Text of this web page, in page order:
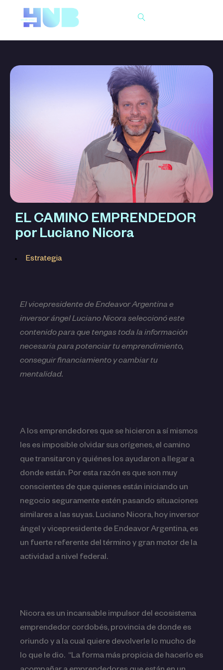
EL CAMINO EMPRENDEDOR
por Luciano Nicora
Estrategia
El vicepresidente de Endeavor Argentina e
inversor ángel Luciano Nicora seleccionó este
contenido para que tengas toda la información
necesaria para potenciar tu emprendimiento,
conseguir financiamiento y cambiar tu
mentalidad.
A los emprendedores que se hicieron a sí mismos
les es imposible olvidar sus orígenes, el camino
que transitaron y quiénes los ayudaron a llegar a
donde están. Por esta razón es que son muy
conscientes de que quienes están iniciando un
negocio seguramente estén pasando situaciones
similares a las suyas. Luciano Nicora, hoy inversor
ángel y vicepresidente de Endeavor Argentina, es
un fuerte referente del término y gran motor de la
actividad a nivel federal.
Nicora es un incansable impulsor del ecosistema
emprendedor cordobés, provincia de donde es
oriundo y a la cual quiere devolverle lo mucho de
lo que le dio. “La forma más propicia de hacerlo es